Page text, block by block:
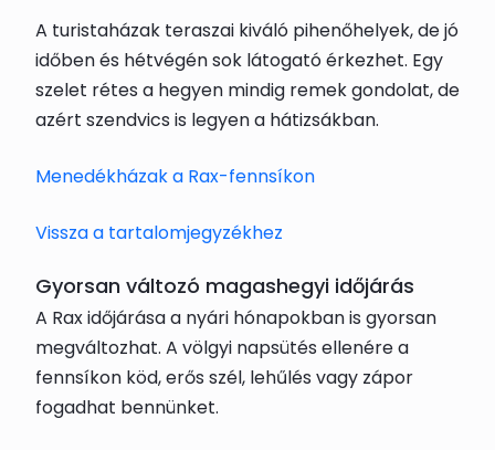
A turistaházak teraszai kiváló pihenőhelyek, de jó
időben és hétvégén sok látogató érkezhet. Egy
szelet rétes a hegyen mindig remek gondolat, de
azért szendvics is legyen a hátizsákban.
Menedékházak a Rax-fennsíkon
Vissza a tartalomjegyzékhez
Gyorsan változó magashegyi időjárás
A Rax időjárása a nyári hónapokban is gyorsan
megváltozhat. A völgyi napsütés ellenére a
fennsíkon köd, erős szél, lehűlés vagy zápor
fogadhat bennünket.